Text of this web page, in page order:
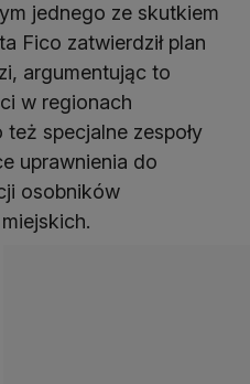
jednego ze skutkiem
Fico zatwierdził plan
argumentując to
w regionach
specjalne zespoły
uprawnienia do
osobników